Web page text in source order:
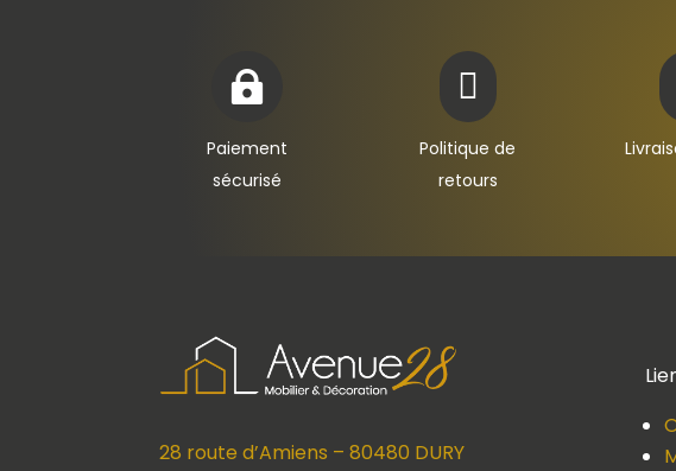

Paiement
sécurisé

Politique de
retours
28 route d’Amiens – 80480 DURY